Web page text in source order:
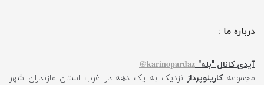
درباره ما :
آیدی کانال "بله" karinopardaz@
مجموعهکارینوپرداز نزدیک به یک دهه در غرب استان مازندران شهر